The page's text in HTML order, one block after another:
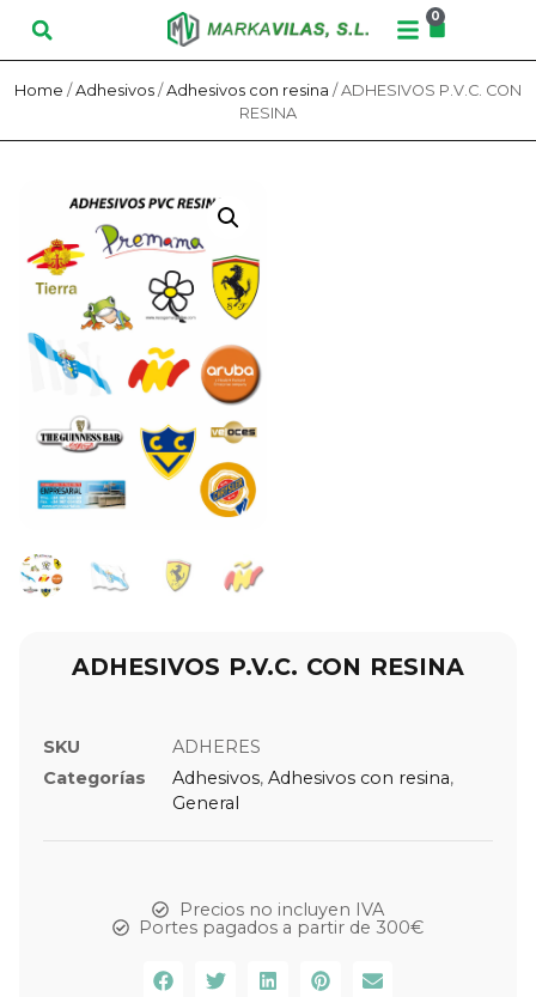
0
Home / Adhesivos / Adhesivos con resina / ADHESIVOS P.V.C. CON
RESINA
ADHESIVOS P.V.C. CON RESINA
SKU
ADHERES
Categorías
Adhesivos, Adhesivos con resina,
General
Precios no incluyen IVA
Portes pagados a partir de 300€